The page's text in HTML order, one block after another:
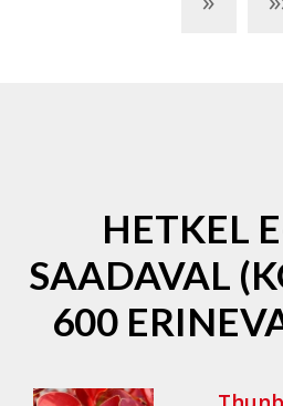
HETKEL
SAADAVAL
600